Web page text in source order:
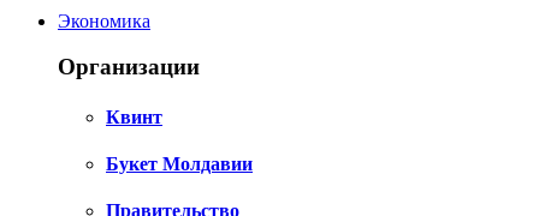
Экономика
Организации
Квинт
Букет Молдавии
Правительство